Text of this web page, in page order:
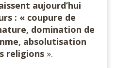
aujourd’hui
: « coupure de
domination de
absolutisation
religions ».